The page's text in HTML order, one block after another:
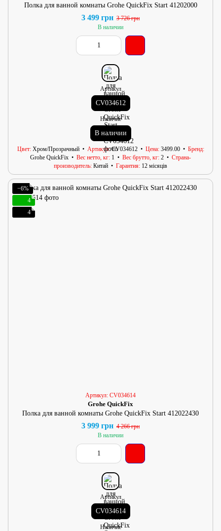
Полка для ванной комнаты Grohe QuickFix Start 41202000
3 499 грн 3 726 грн
В наличии
Артикул
CV034612
Наличие
В наличии
Цвет Хром/Прозрачный Артикул CV034612 Цена 3499.00
Бренд
Grohe QuickFix
Вес нетто, кг 1 Вес брутто, кг 2
Страна-
производитель Китай Гарантия 12 місяців
−6%
4
4
Артикул: CV034614
Grohe QuickFix
Полка для ванной комнаты Grohe QuickFix Start 412022430
3 999 грн 4 266 грн
В наличии
Артикул
CV034614
Наличие